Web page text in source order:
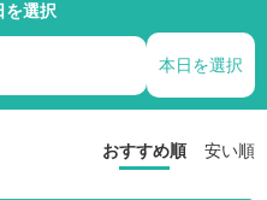
を選択
本日を選択
おすすめ順 安い順